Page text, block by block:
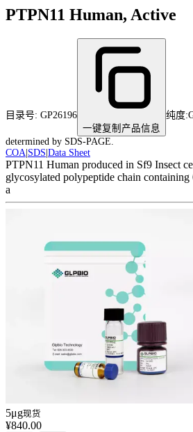
PTPN11 Human, Active
目录号: GP26196
一键复制产品信息
纯度:
determined by SDS-PAGE.
COA SDS Data Sheet
PTPN11 Human produced in Sf9 Insect
glycosylated polypeptide chain
a
5μg现货
¥840.00